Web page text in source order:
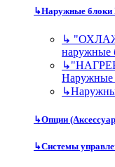
↳Наружные
↳
наружные
↳
Наружные
↳
↳Опции
↳Системы